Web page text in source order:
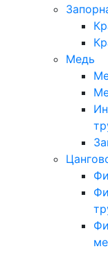
Медь